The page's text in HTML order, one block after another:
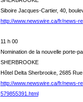
Siboire Jacques-Cartier, 40,
http://www.newswire.ca/fr/news-
11 h 00
Nomination de la nouvelle porte-
SHERBROOKE
Hôtel Delta Sherbrooke, 2685
http://www.newswire.ca/fr/news-
579855391.html